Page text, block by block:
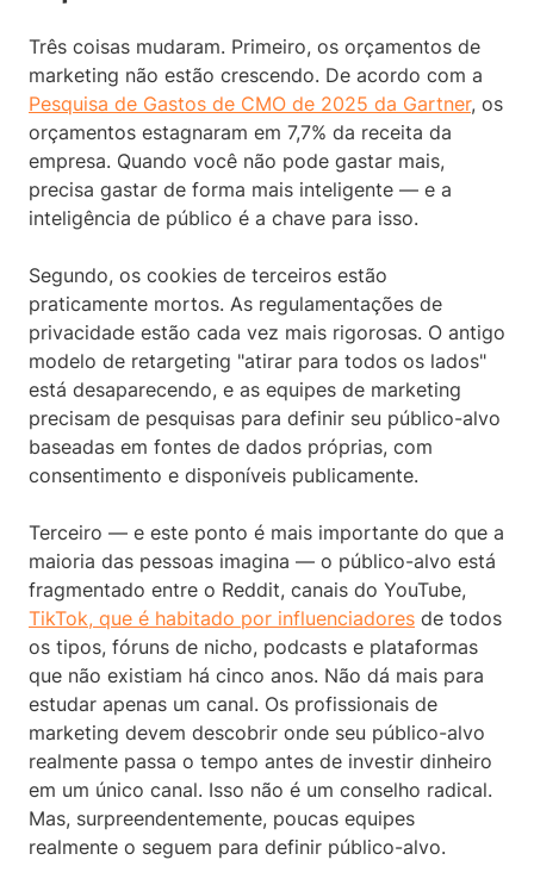
Três coisas mudaram. Primeiro, os orçamentos de
marketing não estão crescendo. De acordo com a
Pesquisa de Gastos de CMO de 2025 da Gartner, os
orçamentos estagnaram em 7,7% da receita da
empresa. Quando você não pode gastar mais,
precisa gastar de forma mais inteligente — e a
inteligência de público é a chave para isso.
Segundo, os cookies de terceiros estão
praticamente mortos. As regulamentações de
privacidade estão cada vez mais rigorosas. O antigo
modelo de retargeting "atirar para todos os lados"
está desaparecendo, e as equipes de marketing
precisam de pesquisas para definir seu público-alvo
baseadas em fontes de dados próprias, com
consentimento e disponíveis publicamente.
Terceiro — e este ponto é mais importante do que a
maioria das pessoas imagina — o público-alvo está
fragmentado entre o Reddit, canais do YouTube,
TikTok, que é habitado por influenciadores de todos
os tipos, fóruns de nicho, podcasts e plataformas
que não existiam há cinco anos. Não dá mais para
estudar apenas um canal. Os profissionais de
marketing devem descobrir onde seu público-alvo
realmente passa o tempo antes de investir dinheiro
em um único canal. Isso não é um conselho radical.
Mas, surpreendentemente, poucas equipes
realmente o seguem para definir público-alvo.